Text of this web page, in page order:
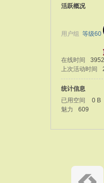
活跃概况
用户组 等级60
在线时间
上次活动时间
统计信息
已用空间
0 B
魅力
609